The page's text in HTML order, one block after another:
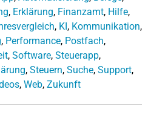
, Erklärung, Finanzamt, Hilfe,
, KI, Kommunikation,
, Performance, Postfach,
, Software, Steuerapp,
, Steuern, Suche, Support,
, Web, Zukunft